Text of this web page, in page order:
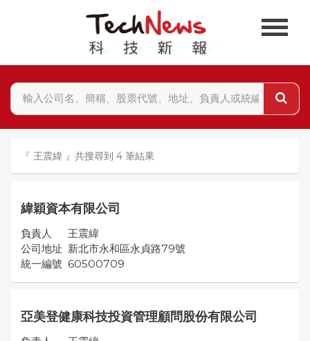
『 王震緯 』共搜尋到 4 筆結果
緯穎資本有限公司
負責人
王震緯
公司地址 新北市永和區永貞路79號
統一編號 60500709
亞美登健康科技投資管理顧問股份有限公司